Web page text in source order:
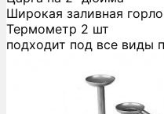
Широкая заливная
Термометр 2 шт
подходит под все виды